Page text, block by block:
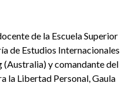
de la Escuela Superior
de Estudios Internacionales
y comandante del
la Libertad Personal, Gaula